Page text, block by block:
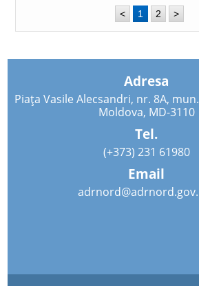
< 1 2 >
Adresa
Piața Vasile Alecsandri, nr. 8A,
Moldova, MD-3110
Tel.
(+373) 231 61980
Email